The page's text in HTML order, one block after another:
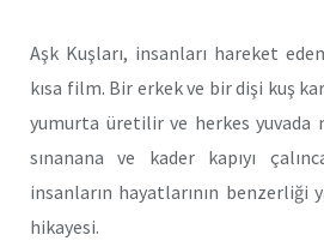
Aşk Kuşları, insanları hareket
kısa film. Bir erkek ve bir dişi kuş
yumurta üretilir ve herkes yuvada
sınanana ve kader kapıyı
insanların hayatlarının benzerliği
hikayesi.